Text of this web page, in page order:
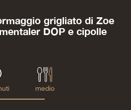
grigliato di Zoe
DOP e cipolle
medio